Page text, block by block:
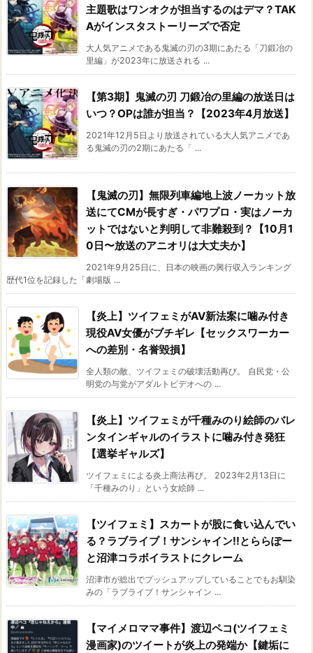
主題歌はワンオクが担当するのはデマ？TAK
Aがインスタストーリーズで否定
大人気アニメである鬼滅の刃の3期にあたる「刀鍛冶の
里編」が2023年に放送される ...
【第3期】鬼滅の刃 刀鍛冶の里編の放送日は
いつ？OPは誰が担当？【2023年4月放送】
2021年12月5日より放送されている大人気アニメであ
る鬼滅の刃の2期にあたる「 ...
【鬼滅の刃】無限列車編地上波ノーカット放
送にてCMが長すぎ・パワプロ・実はノーカ
ットではないと判明して非難殺到？【10月1
0日〜放送のアニオリは大丈夫か】
2021年9月25日に、日本の映画の興行収入ランキング
歴代1位を記録した「劇場版 ...
【炎上】ツイフェミがAV新法案に噛み付き
現役AV女優がブチギレ【セックスワーカー
への差別・名誉毀損】
全人類の敵、ツイフェミの破壊活動再び。 自民党・公
明党の与党がアダルトビデオへの ...
【炎上】ツイフェミが千種みのり絵師のバレ
ンタインギャルのイラストに噛み付き発狂
【選挙ギャルズ】
ツイフェミによる炎上商法再び。 2023年2月13日に
「千種みのり」という女絵師 ...
【ツイフェミ】スカートが股に食い込んでい
る？ラブライブ！サンシャイン!!とららぽー
と沼津コラボイラストにクレーム
沼津市が総出でプッシュアップしていることでもお馴染
みの「ラブライブ！サンシャイン ...
【マイメロママ事件】渡辺ペコ(ツイフェミ
漫画家)のツイートが炎上の発端か【鍵垢に